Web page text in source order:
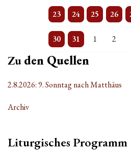
23
2 Veranstaltungen
24
Einzelne Veranstaltung
25
Einzelne26
Einzelne
30
3 Veranstaltungen
31
Einzelne Veranstaltung
1
Einzelne2
Zuden Quellen
2.8.2026: 9. Sonntag nach Matthäus
Archiv
Liturgisches Programm